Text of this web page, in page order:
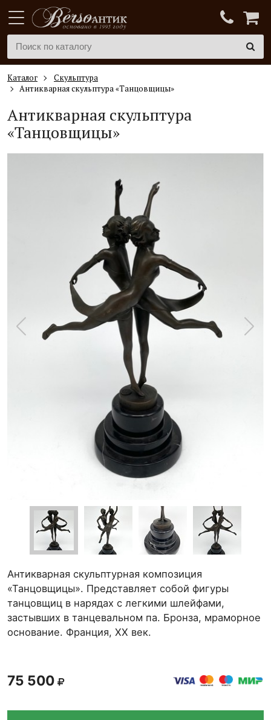
Каталог
Скульптура
Антикварная скульптура «Танцовщицы»
Антикварная скульптура
«Танцовщицы»
Антикварная скульптурная композиция
«Танцовщицы». Представляет собой фигуры
танцовщиц в нарядах с легкими шлейфами,
застывших в танцевальном па. Бронза, мраморное
основание. Франция, ХХ век.
75 500